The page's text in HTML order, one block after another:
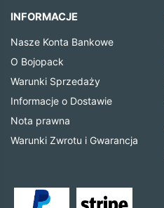
INFORMACJE
Nasze Konta Bankowe
O Bojopack
Warunki Sprzedaży
Informacje o Dostawie
Nota prawna
Warunki Zwrotu i Gwarancja